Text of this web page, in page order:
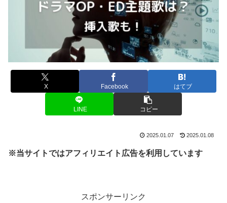
X Facebook はてブ
LINE コピー
2025.01.07 2025.01.08
※当サイトではアフィリエイト広告を利用しています
スポンサーリンク